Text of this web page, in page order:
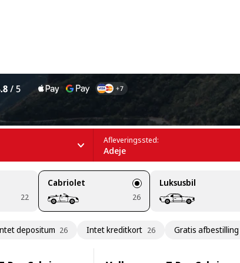
Afleveringssted:
Adeje
22
Cabriolet
26
Luksusbil
depositum 26 Intet kreditkort 26 Gratis afbestilling